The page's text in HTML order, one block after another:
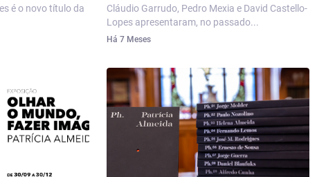
é o novo título da
Cláudio Garrudo, Pedro Mexia e David Castello-
Lopes apresentaram, no passado...
Há 7 Meses